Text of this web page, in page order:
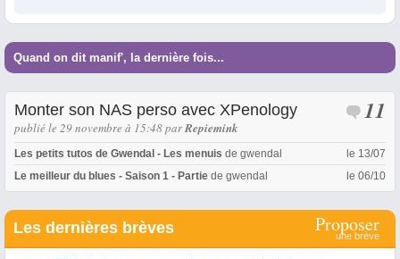
Quand on dit manif', la dernière fois...
11
Monter son NAS perso avec XPenology
publié le 29 novembre à 15:48parRepiemink
le 13/07
Les petits tutos de Gwendal - Les menuis de gwendal
le 06/10
Le meilleur du blues - Saison 1 - Partie de gwendal
Proposer
une brève
Les dernières brèves